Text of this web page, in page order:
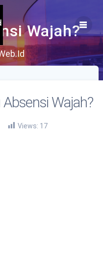
Wajah?
Wajah?
Views: 17